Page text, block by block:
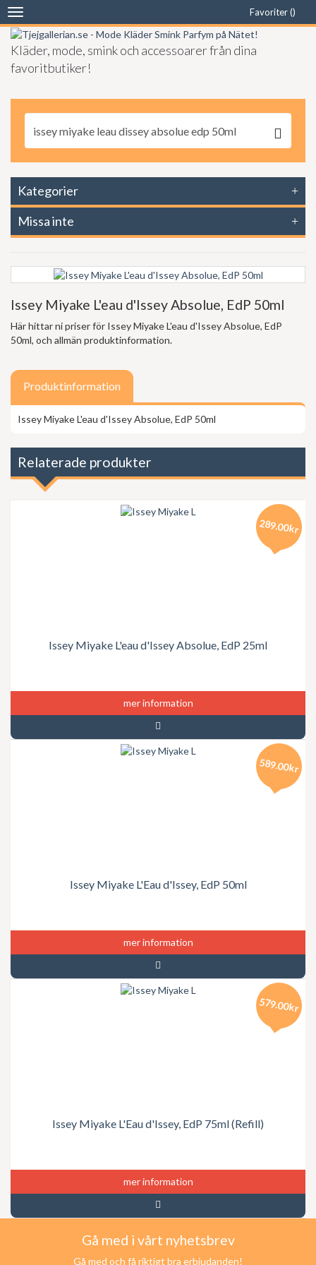
Favoriter ()
Kläder, mode, smink och accessoarer från dina
favoritbutiker!
Toggle
navigation
Kategorier
Missa inte
Issey Miyake L'eau d'Issey Absolue, EdP 50ml
Här hittar ni priser för Issey Miyake L'eau d'Issey Absolue, EdP
50ml, och allmän produktinformation.
Produktinformation
Issey Miyake L'eau d'Issey Absolue, EdP 50ml
Relaterade produkter
Issey Miyake L'eau d'Issey Absolue, EdP 25ml
289.00kr
mer information
Issey Miyake L'Eau d'Issey, EdP 50ml
589.00kr
mer information
Issey Miyake L'Eau d'Issey, EdP 75ml (Refill)
579.00kr
mer information
Gå med i vårt nyhetsbrev
Gå med och få riktigt bra erbjudanden!